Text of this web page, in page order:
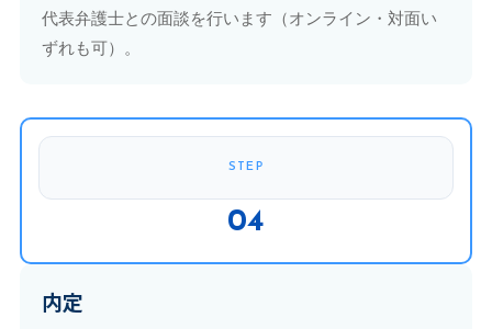
代表弁護士との面談を行います（オンライン・対面い
ずれも可）。
STEP
04
内定